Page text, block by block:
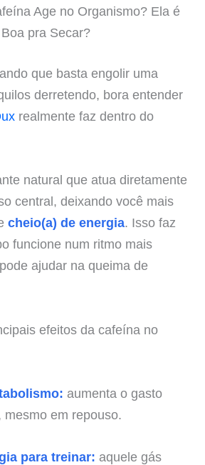
Age no Organismo? Ela é
Boa pra Secar?
que basta engolir uma
derretendo, bora entender
realmente faz dentro do
natural que atua diretamente
central, deixando você mais
cheio(a) de energia. Isso faz
funcione num ritmo mais
ajudar na queima de
efeitos da cafeína no
aumenta o gasto
em repouso.
para treinar: aquele gás